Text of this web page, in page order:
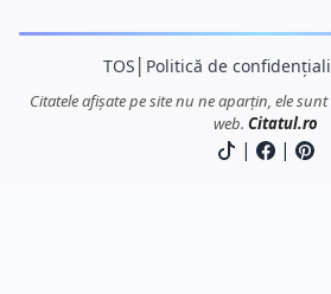
TOS Politică de
Citatele afișate pe site nu ne aparțin, ele
web. Citatul.ro
| |